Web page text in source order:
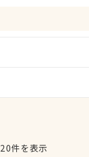
20件を表示